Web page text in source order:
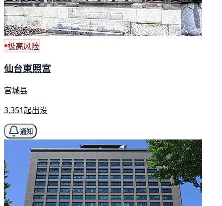
极高风险
仙台東照宮
宫城县
3,351起出没
通知